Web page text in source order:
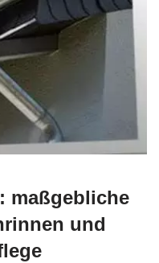
maßgebliche
und